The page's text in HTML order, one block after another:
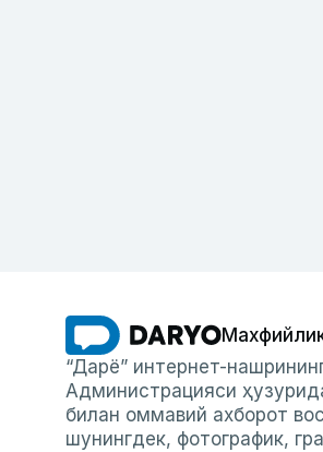
“Дарё” интернет-
Администрацияси
билан оммавий ахборот
шунингдек, фотографик,